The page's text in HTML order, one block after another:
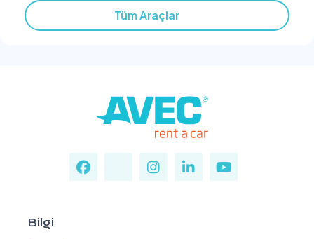
Tüm Araçlar
Bilgi